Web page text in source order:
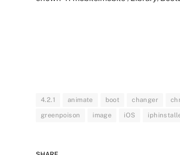
4.2.1 animate boot changer
greenpoison image iOS